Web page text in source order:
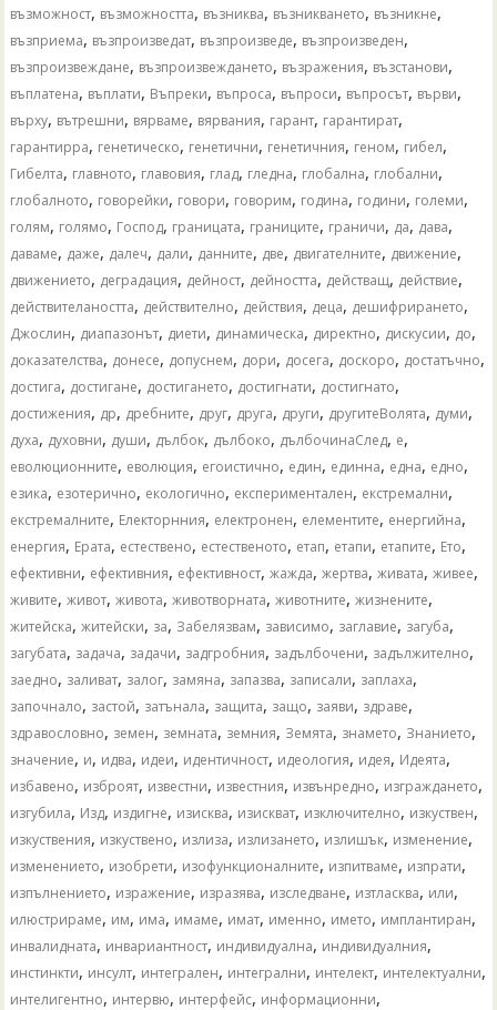
възможност, възможността, възниква, възникването, възникне,
възприема, възпроизведат, възпроизведе, възпроизведен,
възпроизвеждане, възпроизвеждането, възражения, възстанови,
въплатена, въплати, Въпреки, въпроса, въпроси, въпросът, върви,
върху, вътрешни, вярваме, вярвания, гарант, гарантират,
гарантирра, генетическо, генетични, генетичния, геном, гибел,
Гибелта, главното, главовия, глад, гледна, глобална, глобални,
глобалното, говорейки, говори, говорим, година, години, големи,
голям, голямо, Господ, границата, границите, граничи, да, дава,
даваме, даже, далеч, дали, данните, две, двигателните, движение,
движението, деградация, дейност, дейността, действащ, действие,
действителаността, действително, действия, деца, дешифрирането,
Джослин, диапазонът, диети, динамическа, директно, дискусии, до,
доказателства, донесе, допуснем, дори, досега, доскоро, достатъчно,
достига, достигане, достигането, достигнати, достигнато,
достижения, др, дребните, друг, друга, други, другитеВолята, думи,
духа, духовни, души, дълбок, дълбоко, дълбочинаСлед, е,
еволюционните, еволюция, егоистично, един, единна, една, едно,
езика, езотерично, екологично, експериментален, екстремални,
екстремалните, Електорнния, електронен, елементите, енергийна,
енергия, Ерата, естествено, естественото, етап, етапи, етапите, Ето,
ефективни, ефективния, ефективност,жажда,жертва,живата,живее,
живите,живот,живота,животворната,животните,жизнените,
житейска,житейски, за, Забелязвам, зависимо, заглавие, загуба,
загубата, задача, задачи, задгробния, задълбочени, задължително,
заедно, заливат, залог, замяна, запазва, записали, заплаха,
започнало, застой, затънала, защита, защо, заяви, здраве,
здравословно, земен, земната, земния, Земята, знамето, Знанието,
значение, и, идва, идеи, идентичност, идеология, идея, Идеята,
избавено, изброят, известни, известния, извънредно, изграждането,
изгубила, Изд, издигне, изисква, изискват, изключително, изкуствен,
изкуствения, изкуствено, излиза, излизането, излишък, изменение,
изменението, изобрети, изофункционалните, изпитваме, изпрати,
изпълнението, изражение, изразява, изследване, изтласква, или,
илюстрираме, им, има, имаме, имат, именно, името, имплантиран,
инвалидната, инвариантност, индивидуална, индивидуалния,
инстинкти, инсулт, интегрален, интегрални, интелект, интелектуални,
интелигентно, интервю, интерфейс, информационни,